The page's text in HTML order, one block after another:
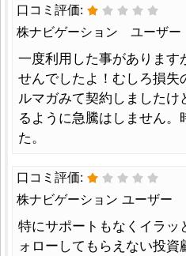
口コミ評価:
株ナビゲーション ユーザー
一度利用した事があります
せんでしたよ！むしろ損失
ルマガみて契約しました
るように急騰はしません。
た。
口コミ評価:
株ナビゲーション ユーザー
特にサポートもなくイラッ
ォローしてもらえない投